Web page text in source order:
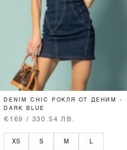
DENIM CHIC РОКЛЯ ОТ ДЕНИМ -
DARK BLUE
€169 / 330.54 ЛВ.
XS S M L